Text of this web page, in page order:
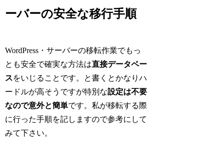
ーバーの安全な移行手順
WordPress・サーバーの移転作業でもっ
とも安全で確実な方法は直接データベー
スをいじることです。と書くとかなりハ
ードルが高そうですが特別な設定は不要
なので意外と簡単です。私が移転する際
に行った手順を記しますので参考にして
みて下さい。